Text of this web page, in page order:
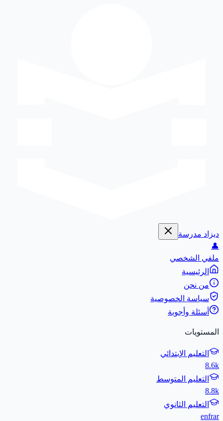
ديزاد مدرسة
👤
ملفي الشخصي
الرئيسية
من نحن
سياسة الخصوصية
أسئلة وأجوبة
المستويات
التعليم الإبتدائي
8.6k
التعليم المتوسط
8.8k
التعليم الثانوي
enfrar